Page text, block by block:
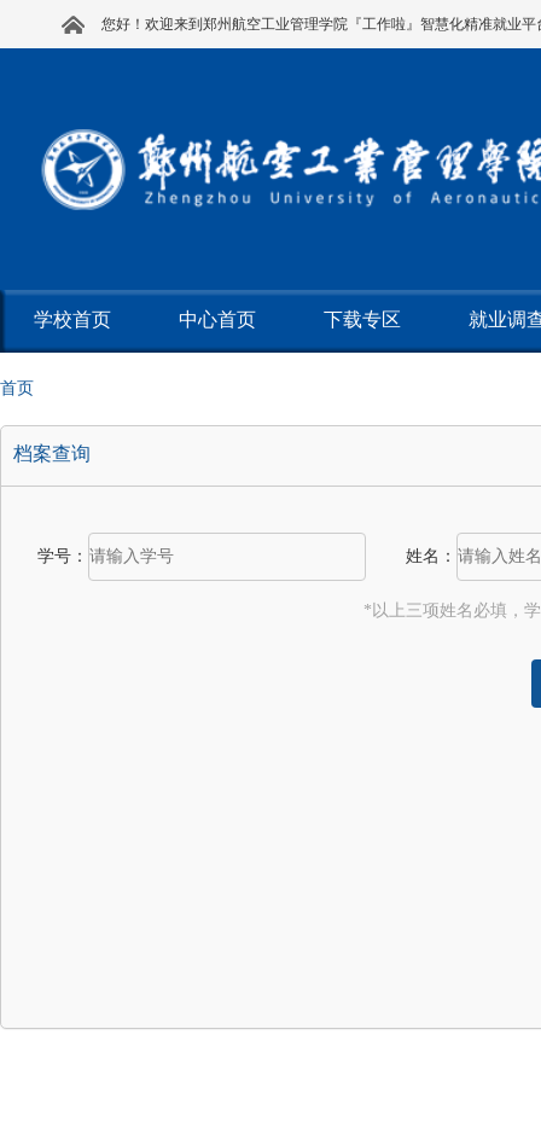
您好！欢迎来到郑州航空工业管理学院『工作啦』智慧化精准就业平
学校首页 中心首页 下载专区 就业调
首页
档案查询
学号： 姓名：
*以上三项姓名必填，